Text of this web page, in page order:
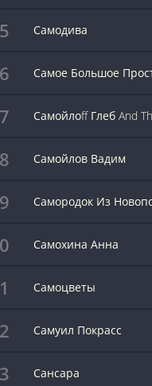
Самодива
Самое Большое
Самойлоff Глеб And
Самойлов Вадим
Самородок Из
Самохина Анна
Самоцветы
Самуил Покрасс
Сансара